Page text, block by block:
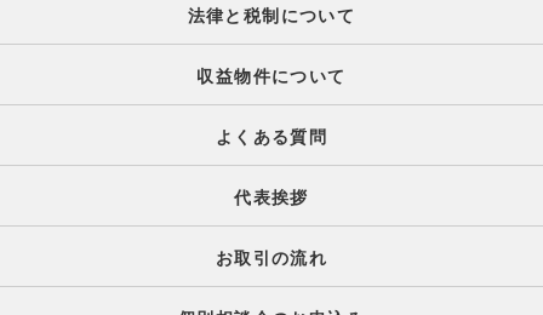
法律と税制について
収益物件について
よくある質問
代表挨拶
お取引の流れ